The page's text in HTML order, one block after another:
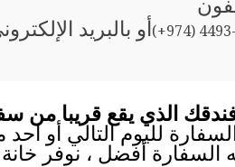
(+974)أو بالبريد
الذي يقع قريبا من
السفارة لليوم التالي أو
السفارة أفضل ، نوفر